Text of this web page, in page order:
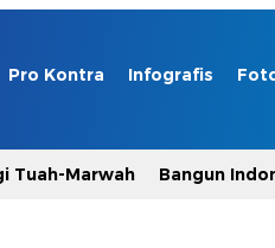
Pro Kontra Infografis
Tuah-Marwah Bangun